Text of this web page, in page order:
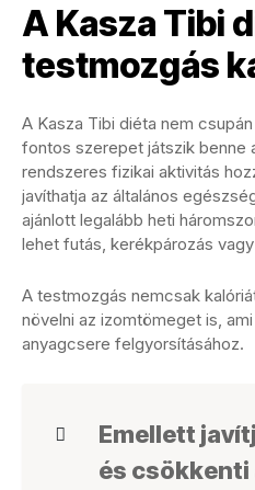
A Kasza Tibi
testmozgás
A Kasza Tibi diéta nem
fontos szerepet játszik benne
rendszeres fizikai aktivitás
javíthatja az általános
ajánlott legalább heti
lehet futás, kerékpározás
A testmozgás nemcsak
növelni az izomtömeget is,
anyagcsere felgyorsításához.
Emellett
és csökkenti